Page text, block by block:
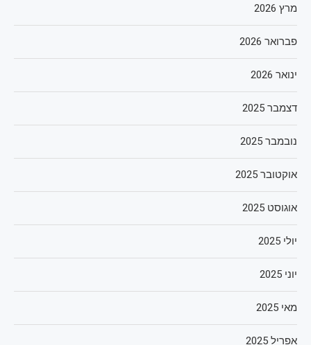
מרץ 2026
פברואר 2026
ינואר 2026
דצמבר 2025
נובמבר 2025
אוקטובר 2025
אוגוסט 2025
יולי 2025
יוני 2025
מאי 2025
אפריל 2025